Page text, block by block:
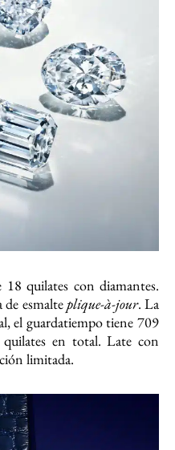
quilates con diamantes.
esmalteplique-à-jour. La
el guardatiempo tiene 709
en total. Late con
limitada.